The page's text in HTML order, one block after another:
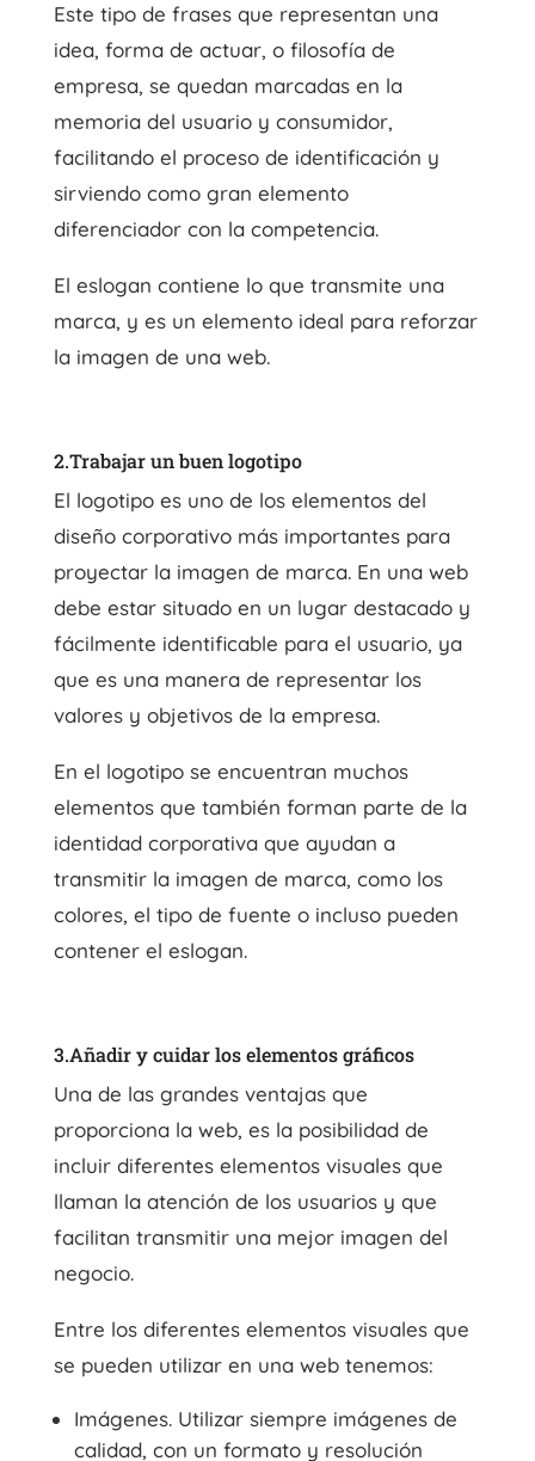
Este tipo de frases que representan una
idea, forma de actuar, o filosofía de
empresa, se quedan marcadas en la
memoria del usuario y consumidor,
facilitando el proceso de identificación y
sirviendo como gran elemento
diferenciador con la competencia.
El eslogan contiene lo que transmite una
marca, y es un elemento ideal para reforzar
la imagen de una web.
2.Trabajar un buen logotipo
El logotipo es uno de los elementos del
diseño corporativo más importantes para
proyectar la imagen de marca. En una web
debe estar situado en un lugar destacado y
fácilmente identificable para el usuario, ya
que es una manera de representar los
valores y objetivos de la empresa.
En el logotipo se encuentran muchos
elementos que también forman parte de la
identidad corporativa que ayudan a
transmitir la imagen de marca, como los
colores, el tipo de fuente o incluso pueden
contener el eslogan.
3.Añadir y cuidar los elementos gráficos
Una de las grandes ventajas que
proporciona la web, es la posibilidad de
incluir diferentes elementos visuales que
llaman la atención de los usuarios y que
facilitan transmitir una mejor imagen del
negocio.
Entre los diferentes elementos visuales que
se pueden utilizar en una web tenemos:
Imágenes. Utilizar siempre imágenes de
calidad, con un formato y resolución